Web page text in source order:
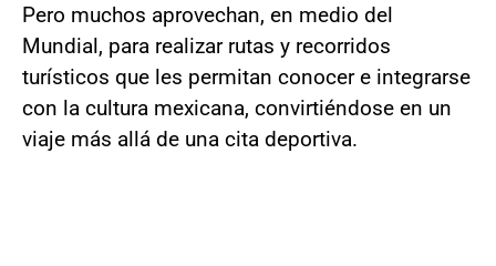
Pero muchos aprovechan, en medio del
Mundial, para realizar rutas y recorridos
turísticos que les permitan conocer e integrarse
con la cultura mexicana, convirtiéndose en un
viaje más allá de una cita deportiva.